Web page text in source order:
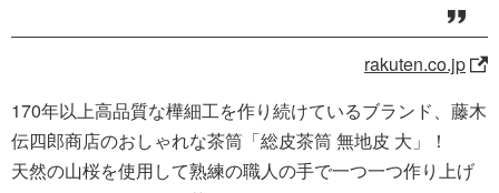
rakuten.co.jp
170年以上高品質な樺細工を作り続けているブランド、藤木
伝四郎商店のおしゃれな茶筒「総皮茶筒 無地皮 大」！
天然の山桜を使用して熟練の職人の手で一つ一つ作り上げ